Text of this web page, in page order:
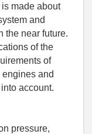
made about
and
the near future.
of the
of
and
account.
pressure,